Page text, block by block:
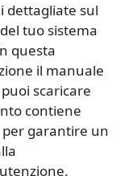
dettagliate sul
tuo sistema
questa
il manuale
scaricare
contiene
garantire un